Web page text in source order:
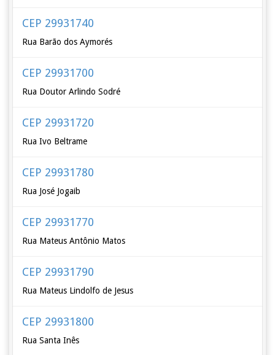
CEP 29931740
Rua Barão dos Aymorés
CEP 29931700
Rua Doutor Arlindo Sodré
CEP 29931720
Rua Ivo Beltrame
CEP 29931780
Rua José Jogaib
CEP 29931770
Rua Mateus Antônio Matos
CEP 29931790
Rua Mateus Lindolfo de Jesus
CEP 29931800
Rua Santa Inês